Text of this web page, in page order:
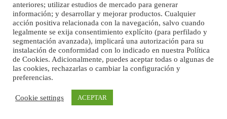
Adopcion
Busco casa de acogida para mi perrita ya que por temas de trabajo no la puedo
Leales.org » Gran Canaria | 4.7.2025
anteriores; utilizar estudios de mercado para generar
información; y desarrollar y mejorar productos. Cualquier
acción positiva relacionada con la navegación, salvo cuando
legalmente se exija consentimiento explícito (para perfilado y
segmentación avanzada), implicará una autorización para su
instalación de conformidad con lo indicado en nuestra Política
de Cookies. Adicionalmente, puedes aceptar todas o algunas de
las cookies, rechazarlas o cambiar la configuración y
preferencias.
Cookie settings ACEPTAR